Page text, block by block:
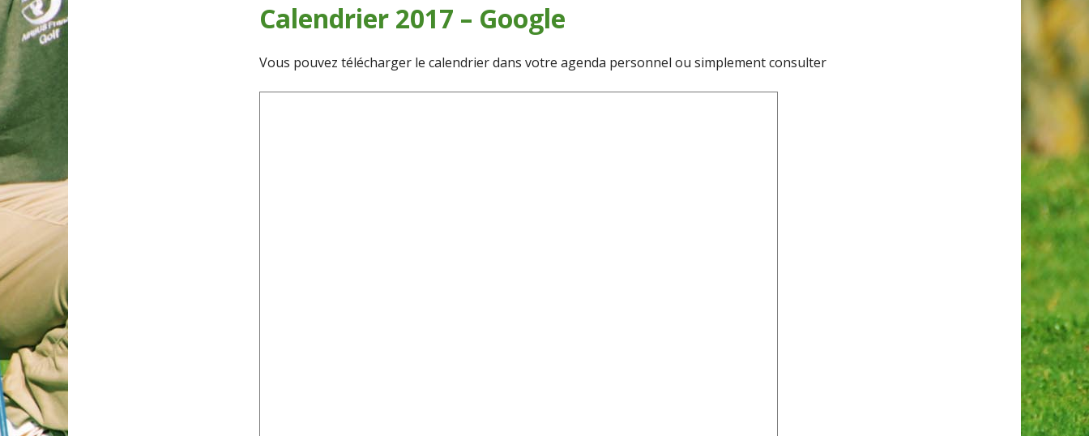
Calendrier 2017 – Google
Vous pouvez télécharger le calendrier dans votre agenda personnel ou simplement consulter